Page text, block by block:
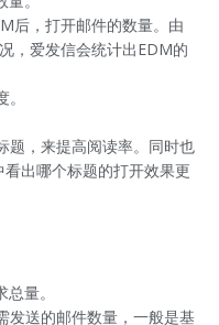
后，打开邮件的数量。由
，爱发信会统计出EDM的
。
题，来提高阅读率。同时也
出哪个标题的打开效果更
求总量。
发送的邮件数量，一般是基